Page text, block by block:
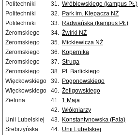
Politechniki
31. Wróblewskiego (kampus PŁ)
Politechniki
32. Park im. Klepacza NŻ
Politechniki
33. Radwańska (kampus PŁ)
Żeromskiego
34. Żwirki NŻ
Żeromskiego
35. Mickiewicza NŻ
Żeromskiego
36. Kopernika
Żeromskiego
37. Struga
Żeromskiego
38. Pl. Barlickiego
Więckowskiego
39. Pogonowskiego
Więckowskiego
40. Żeligowskiego
Zielona
41. 1 Maja
42. Włókniarzy
Unii Lubelskiej
43. Konstantynowska (Fala)
Srebrzyńska
44. Unii Lubelskiej